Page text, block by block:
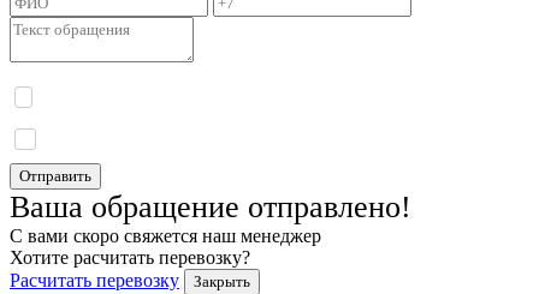
Отправить
Ваша обращение отправлено!
С вами скоро свяжется наш менеджер
Хотите расчитать перевозку?
Расчитать перевозку
Закрыть